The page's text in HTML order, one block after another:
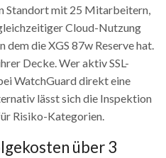
Standort mit 25 Mitarbeitern,
Cloud-Nutzung
dem die XGS 87w Reserve hat.
Decke. Wer aktiv SSL-
WatchGuard direkt eine
lässt sich die Inspektion
Risiko-Kategorien.
über 3